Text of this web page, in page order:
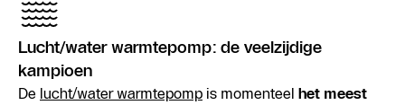
Lucht/water warmtepomp: de veelzijdige
kampioen
De lucht/water warmtepomp is momenteel het meest